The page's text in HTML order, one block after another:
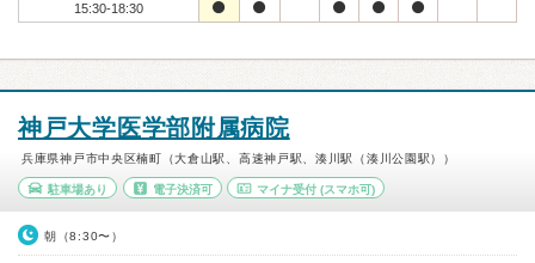
15:30-18:30
神戸大学医学部附属病院
兵庫県神戸市中央区楠町（大倉山駅、高速神戸駅、湊川駅（湊川公園駅））
駐車場あり 電子決済可 マイナ受付 (スマホ可)
朝（8:30〜）